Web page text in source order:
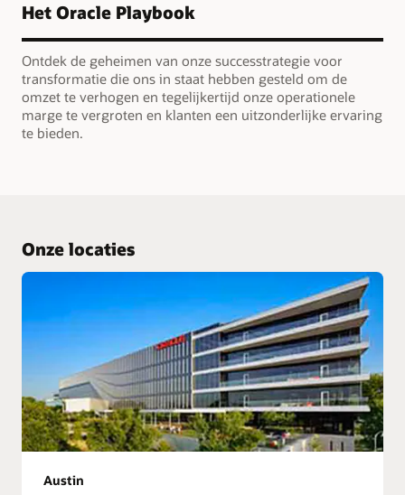
Het Oracle Playbook
Ontdek de geheimen van onze successtrategie voor
transformatie die ons in staat hebben gesteld om de
omzet te verhogen en tegelijkertijd onze operationele
marge te vergroten en klanten een uitzonderlijke ervaring
te bieden.
Onze locaties
Austin